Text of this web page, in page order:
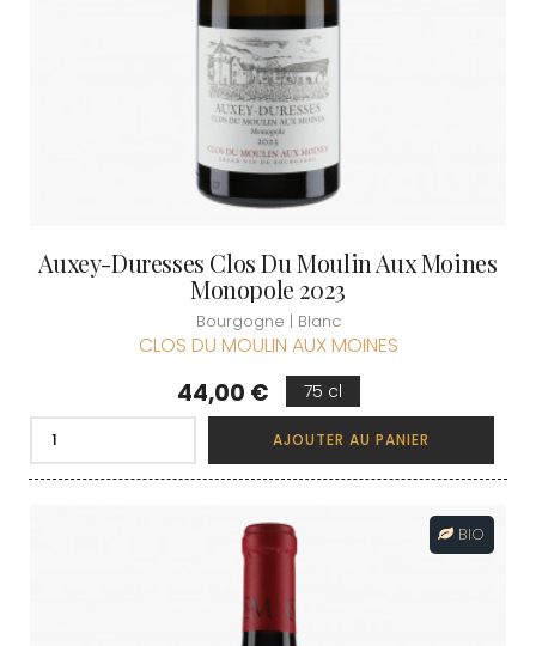
Auxey-Duresses Clos Du Moulin Aux Moines
Monopole 2023
Bourgogne | Blanc
CLOS DU MOULIN AUX MOINES
Prix
44,00 € 75 cl
AJOUTER AU PANIER
BIO